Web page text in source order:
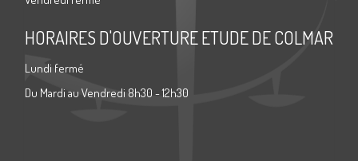
HORAIRES D'OUVERTURE ETUDE DE COLMAR
Lundi fermé
Du Mardi au Vendredi 8h30 - 12h30